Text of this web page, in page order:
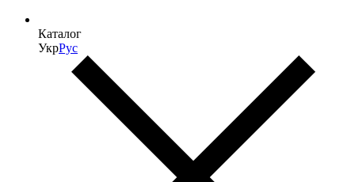
Каталог
УкрРус